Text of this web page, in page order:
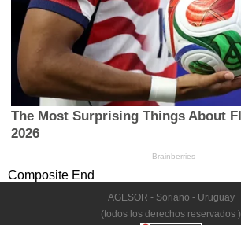
Composite End
AGESOR - Soriano - Uruguay
(todos los derechos reservados )